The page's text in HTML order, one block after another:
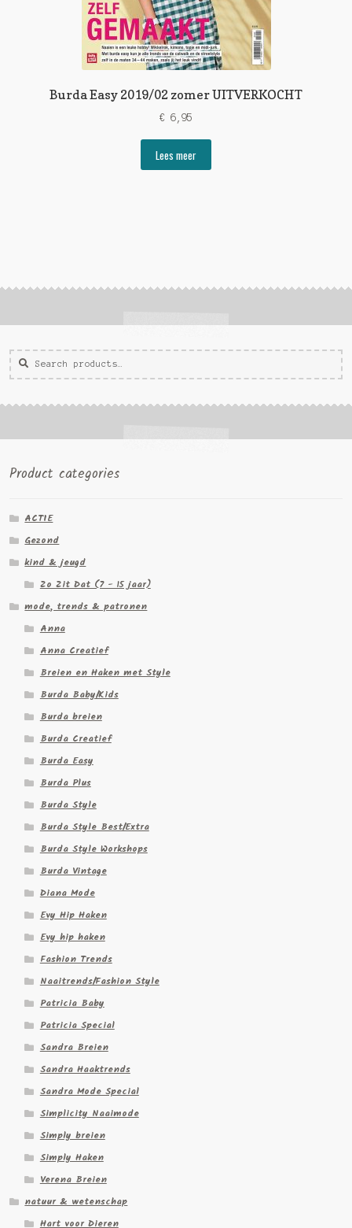
Burda Easy 2019/02 zomer UITVERKOCHT
€ 6,95
Lees meer
Zoeken
voor:
Zoek
Product categories
ACTIE
Gezond
kind & jeugd
Zo Zit Dat (7 - 15 jaar)
mode, trends & patronen
Anna
Anna Creatief
Breien en Haken met Style
Burda Baby/Kids
Burda breien
Burda Creatief
Burda Easy
Burda Plus
Burda Style
Burda Style Best/Extra
Burda Style Workshops
Burda Vintage
Diana Mode
Evy Hip Haken
Evy hip haken
Fashion Trends
Naaitrends/Fashion Style
Patricia Baby
Patricia Special
Sandra Breien
Sandra Haaktrends
Sandra Mode Special
Simplicity Naaimode
Simply breien
Simply Haken
Verena Breien
natuur & wetenschap
Hart voor Dieren